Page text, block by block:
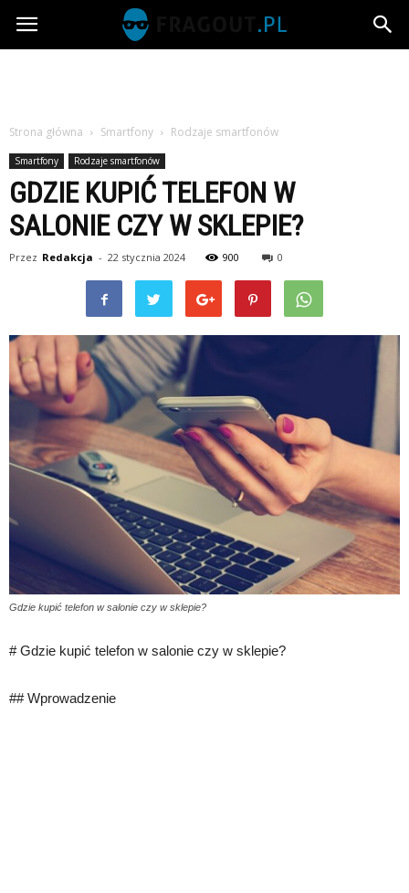
Fragout.pl
Strona główna Smartfony Rodzaje smartfonów
Smartfony Rodzaje smartfonów
GDZIE KUPIĆ TELEFON W
SALONIE CZY W SKLEPIE?
Przez Redakcja - 22 stycznia 2024 900 0
Gdzie kupić telefon w salonie czy w sklepie?
# Gdzie kupić telefon w salonie czy w sklepie?
## Wprowadzenie